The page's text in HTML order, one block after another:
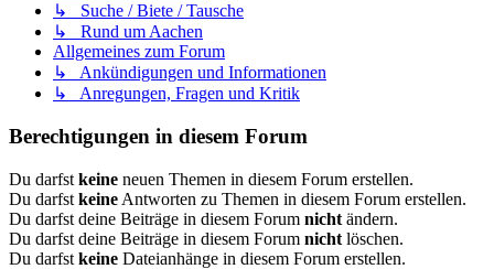
↳ Suche / Biete / Tausche
↳ Rund um Aachen
Allgemeines zum Forum
↳ Ankündigungen und Informationen
↳ Anregungen, Fragen und Kritik
Berechtigungen in diesem Forum
Du darfst keine neuen Themen in diesem Forum erstellen.
Du darfst keine Antworten zu Themen in diesem Forum erstellen.
Du darfst deine Beiträge in diesem Forum nicht ändern.
Du darfst deine Beiträge in diesem Forum nicht löschen.
Du darfst keine Dateianhänge in diesem Forum erstellen.